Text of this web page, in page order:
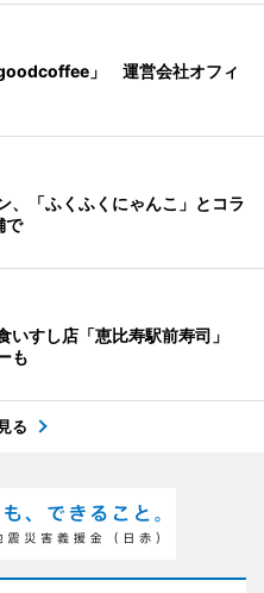
」 運営会社オフィ
、「ふくふくにゃんこ」とコラ
で
いすし店「恵比寿駅前寿司」
も
る